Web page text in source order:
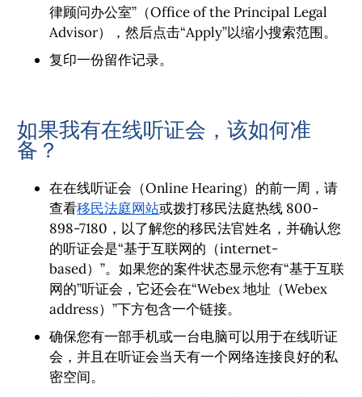
律顾问办公室”（Office of the Principal Legal
Advisor），然后点击“Apply”以缩小搜索范围。
复印一份留作记录。
如果我有在线听证会，该如何准
备？
在在线听证会（Online Hearing）的前一周，请
查看移民法庭网站或拨打移民法庭热线 800-
898-7180，以了解您的移民法官姓名，并确认您
的听证会是“基于互联网的（internet-
based）”。如果您的案件状态显示您有“基于互联
网的”听证会，它还会在“Webex 地址（Webex
address）”下方包含一个链接。
确保您有一部手机或一台电脑可以用于在线听证
会，并且在听证会当天有一个网络连接良好的私
密空间。